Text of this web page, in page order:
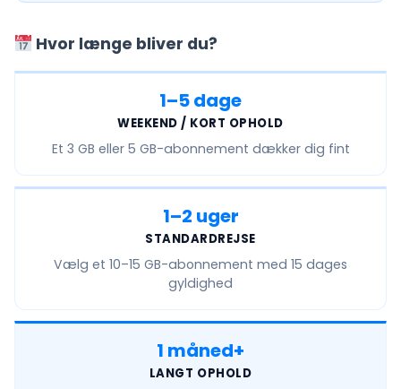
Hvor længe bliver du?
1–5 dage
WEEKEND / KORT OPHOLD
Et 3 GB eller 5 GB-abonnement dækker dig fint
1–2 uger
STANDARDREJSE
Vælg et 10–15 GB-abonnement med 15 dages
gyldighed
1 måned+
LANGT OPHOLD